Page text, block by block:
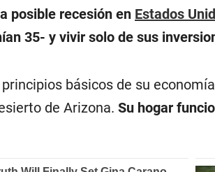
posible recesión en Estados
35- y vivir solo de sus
básicos de su
de Arizona.Su hogar